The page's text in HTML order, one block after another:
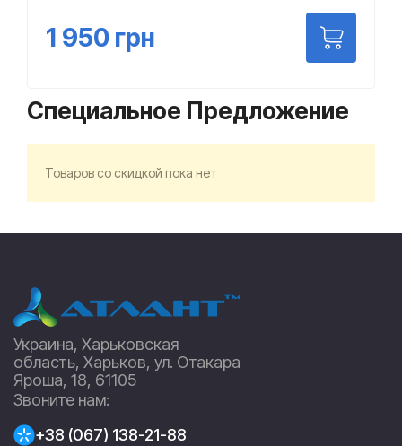
1 950 грн
Специальное Предложение
Товаров со скидкой пока нет
Украина, Харьковская
область, Харьков, ул. Отакара
Яроша, 18, 61105
Звоните нам:
+38 (067) 138-21-88